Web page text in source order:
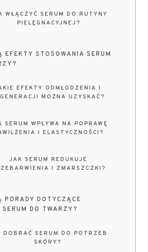
WŁĄCZYĆ SERUM DO RUTYNY
PIELĘGNACYJNEJ?
EFEKTY STOSOWANIA SERUM
EFEKTY ODMŁODZENIA I
MOŻNA UZYSKAĆ?
SERUM WPŁYWA NA POPRAWĘ
I ELASTYCZNOŚCI?
JAK SERUM REDUKUJE
I ZMARSZCZKI?
PORADY DOTYCZĄCE
SERUM DO TWARZY?
DOBRAĆ SERUM DO POTRZEB
SKÓRY?